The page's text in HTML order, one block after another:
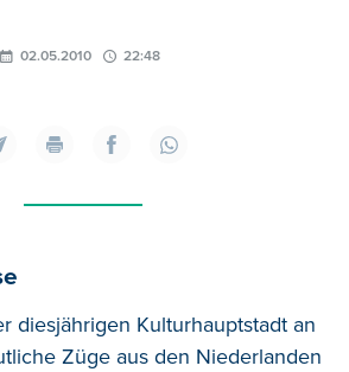
02.05.2010 22:48
diesjährigen Kulturhauptstadt an
Züge aus den Niederlanden